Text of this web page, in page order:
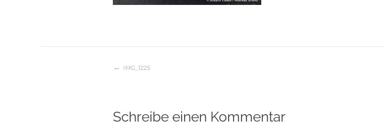
Beitragsnavigation
IMG_1225
Schreibe einen Kommentar